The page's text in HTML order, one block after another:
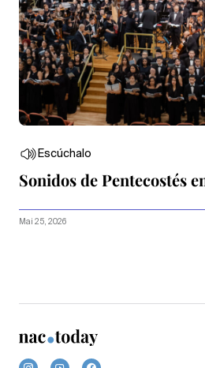
Escúchalo
Sonidos de Pentecostés
Mai 25, 2026